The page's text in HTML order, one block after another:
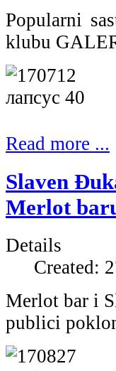
Popularni
klubu
Read more ...
Slaven
Merlot
Details
Created:
Merlot bar i
publici